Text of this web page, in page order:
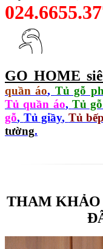
GO HOME
quần áo, Tủ gỗ
Tủ quần áo, Tủ
gỗ, Tủ giầy, Tủ
tường.
THAM KHẢO